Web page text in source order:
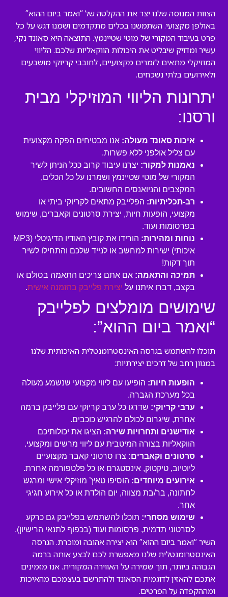
הצוות המנוסה שלנו יצר את ההקלטה של “ואמר ביום ההוא”
באולפן מקצועי. השתמשנו בכלים מתקדמים ושמנו דגש על כל
פרט בעיבוד המקורי של מוטי שטיינמץ. התוצאה היא סאונד נקי,
עשיר ומדויק שיבליט את היכולות הווקאליות שלכם. הליווי
המוזיקלי מתאים לזמרים מקצועיים, לחובבי קריוקי מושבעים
ולאירועים בלתי נשכחים.
יתרונות הליווי המוזיקלי מבית
ורסנו:
איכות סאונד מעולה: אנו מבטיחים הפקה מקצועית
עם צליל אולפני ללא פשרות.
נאמנות למקור: יצרנו עיבוד קרוב ככל הניתן לשיר
המקורי של מוטי שטיינמץ ושמרנו על כל הכלים,
המקצבים והניואנסים החשובים.
רב-תכליתיות: הפלייבק מתאים לקריוקי ביתי או
מקצועי, הופעות חיות, יצירת סרטונים וקאברים, שימוש
בפרסומות ועוד.
נוחות ומהירות:
הורידו את קובץ האודיו הדיגיטלי (MP3
איכותי) ישירות למחשב או לנייד שלכם והתחילו לשיר
תוך דקות!
תמיכה והתאמה: אם אתם צריכים התאמה בסולם או
בקצב, דברו איתנו על יצירת פלייבק בהזמנה אישית.
שימושים מומלצים לפלייבק
“ואמר ביום ההוא”:
תוכלו להשתמש בגרסה האינסטרומנטלית האיכותית שלנו
במגוון רחב של דרכים יצירתיות:
הופעות חיות: הופיעו עם ליווי מקצועי שנשמע מעולה
בכל מערכת הגברה.
ערבי קריוקי: שדרגו כל ערב קריוקי עם פלייבק ברמה
אחרת, שיגרום לכולם להרגיש כוכבים.
אודישנים ותחרויות שירה: הציגו את יכולותיכם
הווקאליות בצורה המיטבית עם ליווי מרשים ומקצועי.
סרטונים וקאברים: צרו סרטוני קאבר מקצועיים
ליוטיוב, טיקטוק, אינסטגרם או כל פלטפורמה אחרת.
אירועים מיוחדים: הוסיפו טאץ’ מוזיקלי אישי ומרגש
לחתונה, בר/בת מצווה, יום הולדת או כל אירוע חגיגי
אחר.
שימוש מסחרי: תוכלו להשתמש בפלייבק גם כרקע
לסרטוני תדמית, פרסומות ועוד (בכפוף לתנאי הרישיון).
השיר “ואמר ביום ההוא” הוא יצירה אהובה ומוכרת. הגרסה
האינסטרומנטלית שלנו מאפשרת לכם לבצע אותה ברמה
הגבוהה ביותר, תוך שמירה על האווירה המקורית. אנו מזמינים
אתכם להאזין לדוגמית הסאונד ולהתרשם בעצמכם מהאיכות
ומההקפדה על הפרטים.